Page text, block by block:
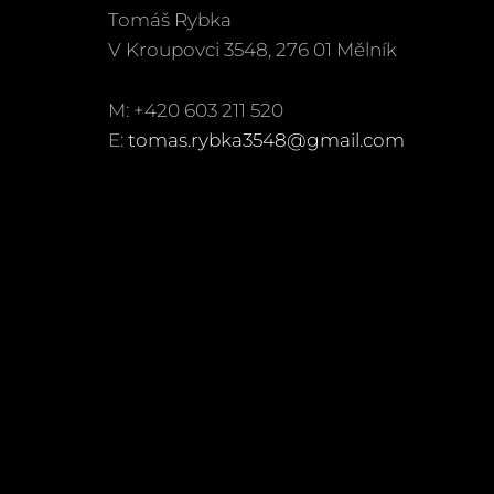
Tomáš Rybka
V Kroupovci 3548, 276 01 Mělník
M: +420 603 211 520
E: tomas.rybka3548@gmail.com